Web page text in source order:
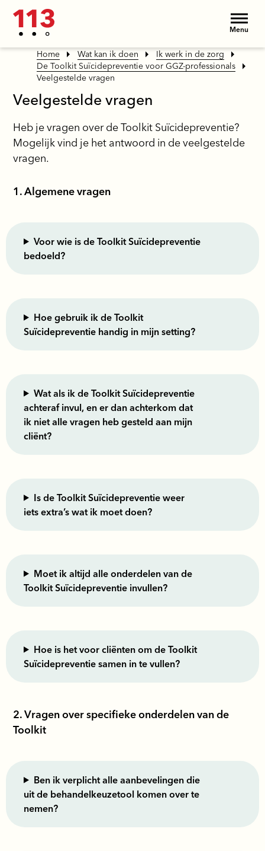
Menu
Home Wat kan ik doen
Ik werk in de zorg
De Toolkit Suïcidepreventie voor GGZ-professionals
Veelgestelde vragen
Veelgestelde vragen
Heb je vragen over de Toolkit Suïcidepreventie?
Mogelijk vind je het antwoord in de veelgestelde
vragen.
1. Algemene vragen
Voor wie is de Toolkit Suïcidepreventie
bedoeld?
Hoe gebruik ik de Toolkit
Suïcidepreventie handig in mijn setting?
Wat als ik de Toolkit Suïcidepreventie
achteraf invul, en er dan achterkom dat
ik niet alle vragen heb gesteld aan mijn
cliënt?
Is de Toolkit Suïcidepreventie weer
iets extra’s wat ik moet doen?
Moet ik altijd alle onderdelen van de
Toolkit Suïcidepreventie invullen?
Hoe is het voor cliënten om de Toolkit
Suïcidepreventie samen in te vullen?
2. Vragen over specifieke onderdelen van de
Toolkit
Ben ik verplicht alle aanbevelingen die
uit de behandelkeuzetool komen over te
nemen?